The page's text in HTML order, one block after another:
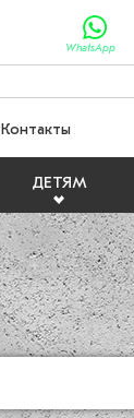
WhatsApp
ДЕТЯМ
Контакты